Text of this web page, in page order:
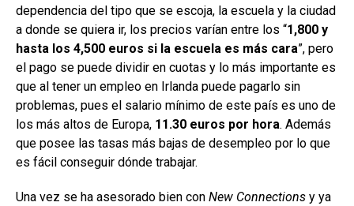
dependencia del tipo que se escoja, la escuela y la ciudad
a donde se quiera ir, los precios varían entre los “1,800 y
hasta los 4,500 euros si la escuela es más cara”, pero
el pago se puede dividir en cuotas y lo más importante es
que al tener un empleo en Irlanda puede pagarlo sin
problemas, pues el salario mínimo de este país es uno de
los más altos de Europa, 11.30 euros por hora. Además
que posee las tasas más bajas de desempleo por lo que
es fácil conseguir dónde trabajar.
Una vez se ha asesorado bien con New Connections y ya